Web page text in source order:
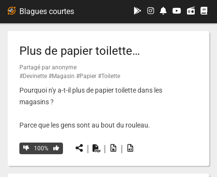
Plus de papier toilette…
Partagé par anonyme
#Devinette #Magasin #Papier #Toilette
Pourquoi n'y a-t-il plus de papier toilette dans les
magasins ?
Parce que les gens sont au bout du rouleau.
100% | | |
Blagues courtes